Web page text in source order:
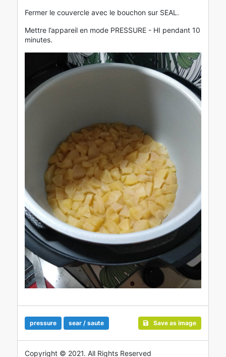
Fermer le couvercle avec le bouchon sur SEAL.
Mettre l’appareil en mode PRESSURE - HI pendant 10
minutes.
pressure sear / saute Save as image
Copyright © 2021. All Rights Reserved